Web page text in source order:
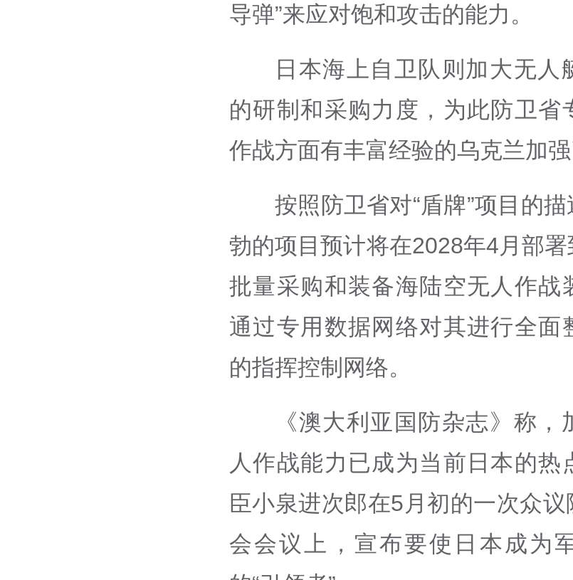
导弹”来应对饱和攻击的能力。
日本海上自卫队则加大无人
的研制和采购力度，为此防卫省
作战方面有丰富经验的乌克兰加强
按照防卫省对“盾牌”项目的
勃的项目预计将在2028年4月部
批量采购和装备海陆空无人作战
通过专用数据网络对其进行全面
的指挥控制网络。
《澳大利亚国防杂志》称
人作战能力已成为当前日本的热
臣小泉进次郎在5月初的一次众
会会议上，宣布要使日本成为